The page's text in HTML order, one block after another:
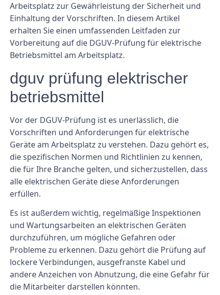
Arbeitsplatz zur Gewährleistung der Sicherheit und
Einhaltung der Vorschriften. In diesem Artikel
erhalten Sie einen umfassenden Leitfaden zur
Vorbereitung auf die DGUV-Prüfung für elektrische
Betriebsmittel am Arbeitsplatz.
dguv prüfung elektrischer
betriebsmittel
Vor der DGUV-Prüfung ist es unerlässlich, die
Vorschriften und Anforderungen für elektrische
Geräte am Arbeitsplatz zu verstehen. Dazu gehört es,
die spezifischen Normen und Richtlinien zu kennen,
die für Ihre Branche gelten, und sicherzustellen, dass
alle elektrischen Geräte diese Anforderungen
erfüllen.
Es ist außerdem wichtig, regelmäßige Inspektionen
und Wartungsarbeiten an elektrischen Geräten
durchzuführen, um mögliche Gefahren oder
Probleme zu erkennen. Dazu gehört die Prüfung auf
lockere Verbindungen, ausgefranste Kabel und
andere Anzeichen von Abnutzung, die eine Gefahr für
die Mitarbeiter darstellen könnten.